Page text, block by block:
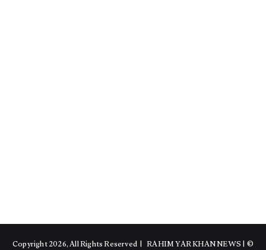
© Copyright 2026, All Rights Reserved |
RAHIM YAR KHAN NEWS|